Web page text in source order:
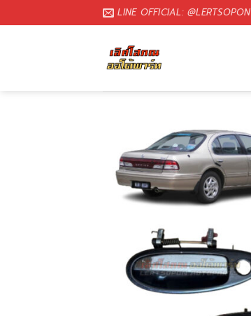
LINE OFFICIAL: @LERTSOPON